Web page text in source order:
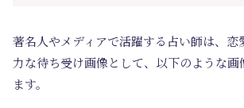
著名人やメディアで活躍する占い師は、恋
力な待ち受け画像として、以下のような画
ます。